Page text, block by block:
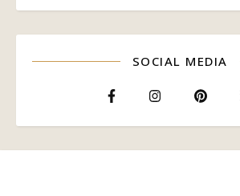
SOCIAL MEDIA